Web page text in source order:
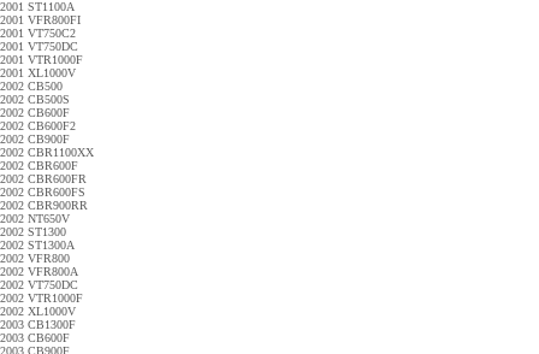
2001 ST1100A
2001 VFR800FI
2001 VT750C2
2001 VT750DC
2001 VTR1000F
2001 XL1000V
2002 CB500
2002 CB500S
2002 CB600F
2002 CB600F2
2002 CB900F
2002 CBR1100XX
2002 CBR600F
2002 CBR600FR
2002 CBR600FS
2002 CBR900RR
2002 NT650V
2002 ST1300
2002 ST1300A
2002 VFR800
2002 VFR800A
2002 VT750DC
2002 VTR1000F
2002 XL1000V
2003 CB1300F
2003 CB600F
2003 CB900F